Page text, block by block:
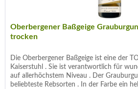
Oberbergener Baßgeige
trocken
Die Oberbergener Baßgeige ist eine der
Kaiserstuhl . Sie ist verantwortlich für
auf allerhöchstem Niveau . Der
beliebteste Rebsorten . In der Farbe ein